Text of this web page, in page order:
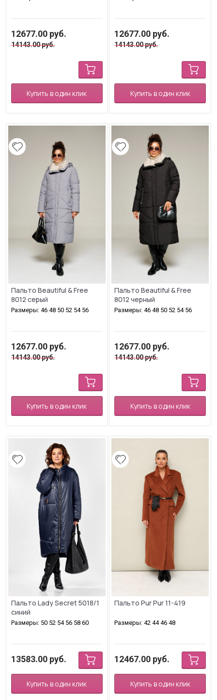
12677.00 руб.
14143.00руб.
Купить в один клик
12677.00 руб.
14143.00руб.
Купить в один клик
Пальто Beautiful & Free
8012 серый
Размеры: 46 48 50 52 54 56
12677.00 руб.
14143.00руб.
Купить в один клик
Пальто Beautiful & Free
8012 черный
Размеры: 46 48 50 52 54 56
12677.00 руб.
14143.00руб.
Купить в один клик
Пальто Lady Secret 5018/1
синий
Размеры: 50 52 54 56 58 60
13583.00 руб.
Купить в один клик
Пальто Pur Pur 11-419
Размеры: 42 44 46 48
12467.00 руб.
Купить в один клик